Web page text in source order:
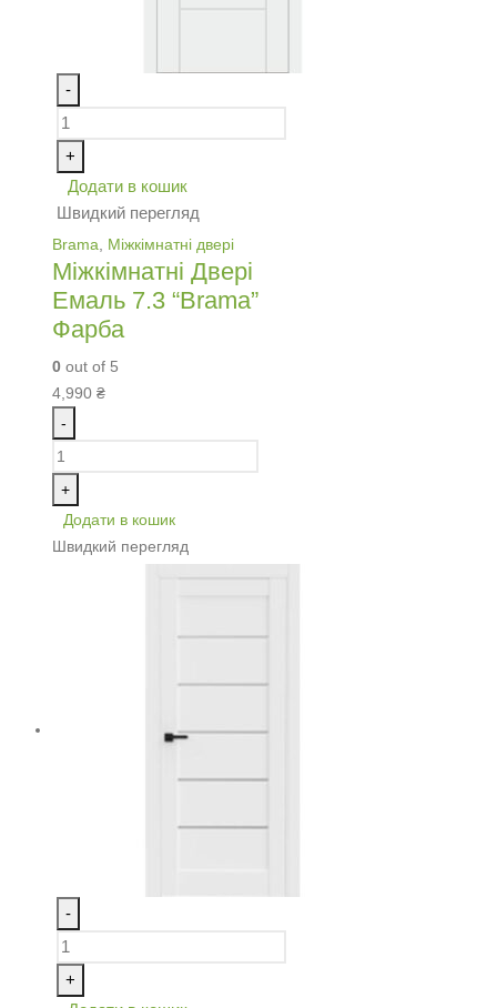
-
+
Додати в кошик
Швидкий перегляд
Brama Міжкімнатні двері
Міжкімнатні Двері
Емаль 7.3 “Brama”
Фарба
0 out of 5
4,990 ₴
-
+
Додати в кошик
Швидкий перегляд
-
+